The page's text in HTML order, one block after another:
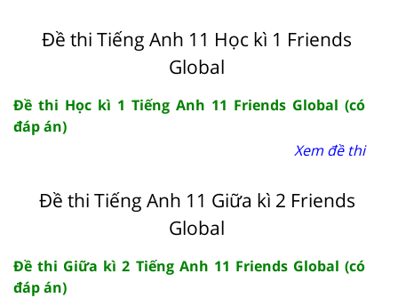
Đề thi Tiếng Anh 11 Học kì 1 Friends
Global
Đề thi Học kì 1 Tiếng Anh 11 Friends Global (có
đáp án)
Xem đề thi
Đề thi Tiếng Anh 11 Giữa kì 2 Friends
Global
Đề thi Giữa kì 2 Tiếng Anh 11 Friends Global (có
đáp án)